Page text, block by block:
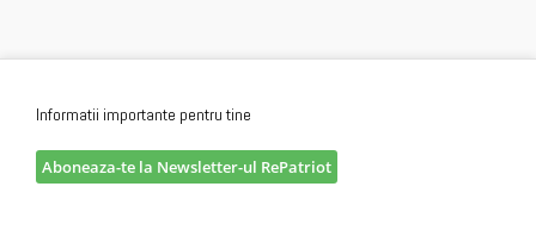
Informatii importante pentru tine
Aboneaza-te la Newsletter-ul RePatriot